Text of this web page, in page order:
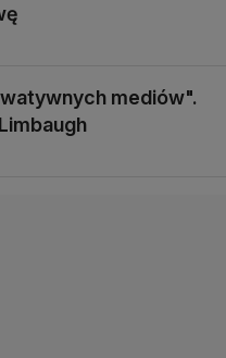
mediów".